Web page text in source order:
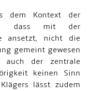
dem Kontext der
dass mit der
ansetzt, nicht die
gemeint gewesen
auch der zentrale
keinen Sinn
lässt zudem